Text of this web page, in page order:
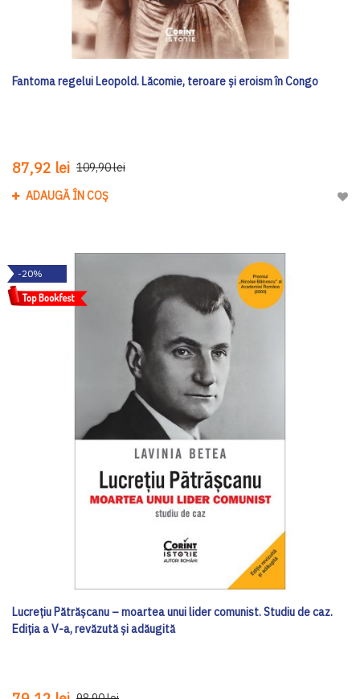
Fantoma regelui Leopold. Lăcomie, teroare și eroism în Congo
87,92 lei 109,90 lei
ADAUGĂ ÎN COȘ
-20%
Lucrețiu Pătrășcanu – moartea unui lider comunist. Studiu de caz.
Ediția a V-a, revăzută și adăugită